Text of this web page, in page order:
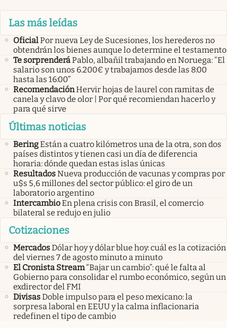
Las más leídas
OficialPor nueva Ley de Sucesiones, los herederos no
obtendrán los bienes aunque lo determine el testamento
Te sorprenderáPablo, albañil trabajando en Noruega: “El
salario son unos 6.200€ y trabajamos desde las 8:00
hasta las 16:00”
RecomendaciónHervir hojas de laurel con ramitas de
canela y clavo de olor | Por qué recomiendan hacerlo y
para qué sirve
Últimas noticias
BeringEstán a cuatro kilómetros una de la otra, son dos
países distintos y tienen casi un día de diferencia
horaria: dónde quedan estas islas únicas
ResultadosNueva producción de vacunas y compras por
u$s 5,6 millones del sector público: el giro de un
laboratorio argentino
IntercambioEn plena crisis con Brasil, el comercio
bilateral se redujo en julio
Cotizaciones
MercadosDólar hoy y dólar blue hoy: cuál es la cotización
del viernes 7 de agosto minuto a minuto
El Cronista Stream“Bajar un cambio”: qué le falta al
Gobierno para consolidar el rumbo económico, según un
exdirector del FMI
DivisasDoble impulso para el peso mexicano: la
sorpresa laboral en EEUU y la calma inflacionaria
redefinen el tipo de cambio